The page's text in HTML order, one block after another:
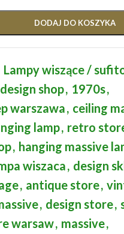
DODAJ DO KOSZYKA
Lampy wiszące /
design shop, 1970s,
warszawa, ceiling
lamp, retro
, hanging massive
wiszaca, design
, antique store,
, design store,
warsaw, massive,